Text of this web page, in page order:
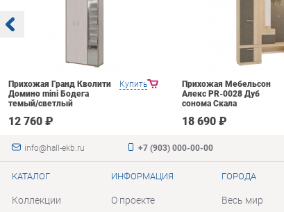
Купить
Прихожая Гранд Кволити
Домино mini Бодега
темый/светлый
12 760 ₽
Прихожая Мебельсон
Алекс PR-0028 Дуб
сонома Скала
18 690 ₽
info@hall-ekb.ru +7 (903) 000-00-00
КАТАЛОГ
Коллекции
ИНФОРМАЦИЯ
О проекте
ГОРОДА
Весь мир